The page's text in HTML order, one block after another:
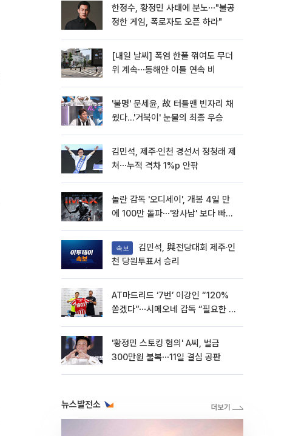
한정수, 황정민 사태에 분노⋯"불공
정한 게임, 폭로자도 오픈 하라"
[내일 날씨] 폭염 한풀 꺾여도 무더
위 계속⋯동해안 이틀 연속 비
'불명' 문세윤, 故 터틀맨 빈자리 채
웠다…'거북이' 눈물의 최종 우승
김민석, 제주·인천 경선서 정청래 제
쳐⋯누적 격차 1%p 안팎
놀란 감독 '오디세이', 개봉 4일 만
에 100만 돌파⋯'왕사남' 보다 빠르
속보
천 당원투표서 승리
AT마드리드 ‘7번’ 이강인 “120%
쏟겠다”⋯시메오네 감독 “필요한 선
'황정민 스토킹 혐의' A씨, 벌금
300만원 불복⋯11일 결심 공판
뉴스발전소